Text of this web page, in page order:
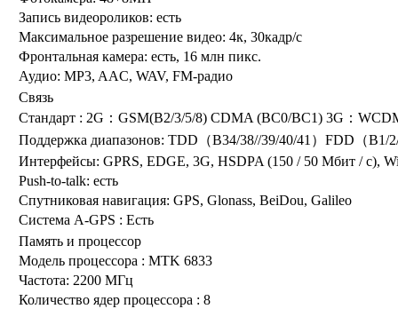
Запись видеороликов: есть
Максимальное разрешение видео: 4к, 30кадр/с
Фронтальная камера: есть, 16 млн пикс.
Аудио: MP3, AAC, WAV, FM-радио
Связь
Стандарт : 2G：GSM(B2/3/5/8) CDMA (BC0/BC1) 3G：
Поддержка диапазонов: TDD（B34/38//39/40/41）FDD（B1/
Интерфейсы: GPRS, EDGE, 3G, HSDPA (150 / 50 Мбит / с),
Push-to-talk: есть
Спутниковая навигация: GPS, Glonass, BeiDou, Galileo
Система A-GPS : Есть
Память и процессор
Модель процессора : MTK 6833
Частота: 2200 МГц
Количество ядер процессора : 8